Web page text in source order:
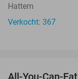
Hattem
Verkocht: 367
All-You-Can-